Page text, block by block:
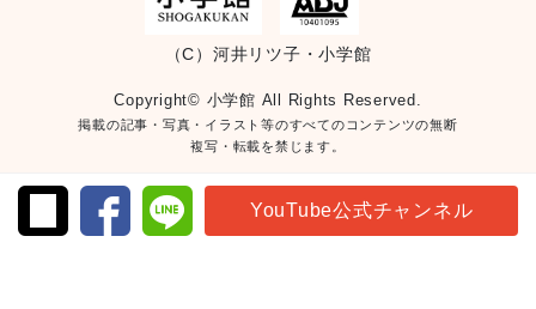
（C）河井リツ子・小学館
Copyright© 小学館 All Rights Reserved.
掲載の記事・写真・イラスト等のすべてのコンテンツの無断
複写・転載を禁じます。
YouTube公式チャンネル